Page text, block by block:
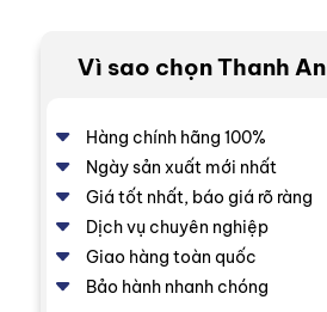
Vì sao chọn Thanh An
Hàng chính hãng 100%
Ngày sản xuất mới nhất
Giá tốt nhất, báo giá rõ ràng
Dịch vụ chuyên nghiệp
Giao hàng toàn quốc
Bảo hành nhanh chóng